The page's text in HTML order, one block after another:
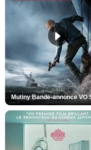
Mutiny Bande-annonce VO